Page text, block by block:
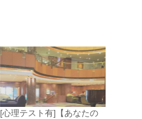
[心理テスト有]【あなたの